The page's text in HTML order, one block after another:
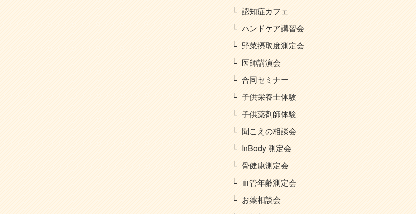
認知症カフェ
ハンドケア講習会
野菜摂取度測定会
医師講演会
合同セミナー
子供栄養士体験
子供薬剤師体験
聞こえの相談会
InBody 測定会
骨健康測定会
血管年齢測定会
お薬相談会